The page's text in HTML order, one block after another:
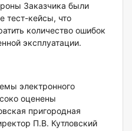
Заказчика были
тест-кейсы, что
количество ошибок
эксплуатации.
электронного
оценены
пригородная
П.В. Кутловский